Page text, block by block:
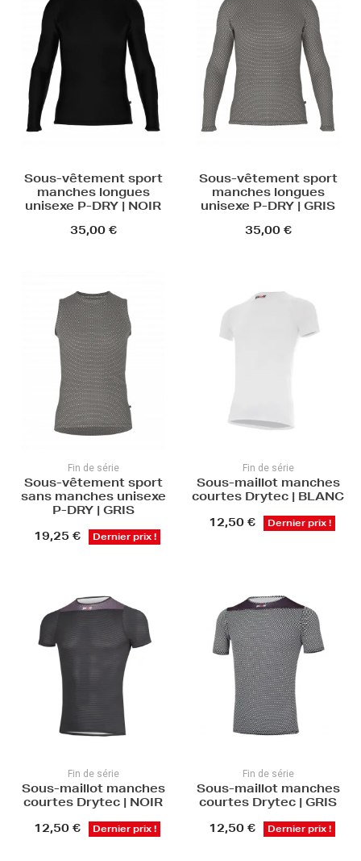
Sous-vêtement sport
manches longues
unisexe P-DRY | NOIR
35,00 €
Sous-vêtement sport
manches longues
unisexe P-DRY | GRIS
35,00 €
Fin de série
Sous-vêtement sport
sans manches unisexe
P-DRY | GRIS
19,25 € Dernier prix !
Fin de série
Sous-maillot manches
courtes Drytec | BLANC
12,50 € Dernier prix !
Fin de série
Sous-maillot manches
courtes Drytec | NOIR
12,50 € Dernier prix !
Fin de série
Sous-maillot manches
courtes Drytec | GRIS
12,50 € Dernier prix !